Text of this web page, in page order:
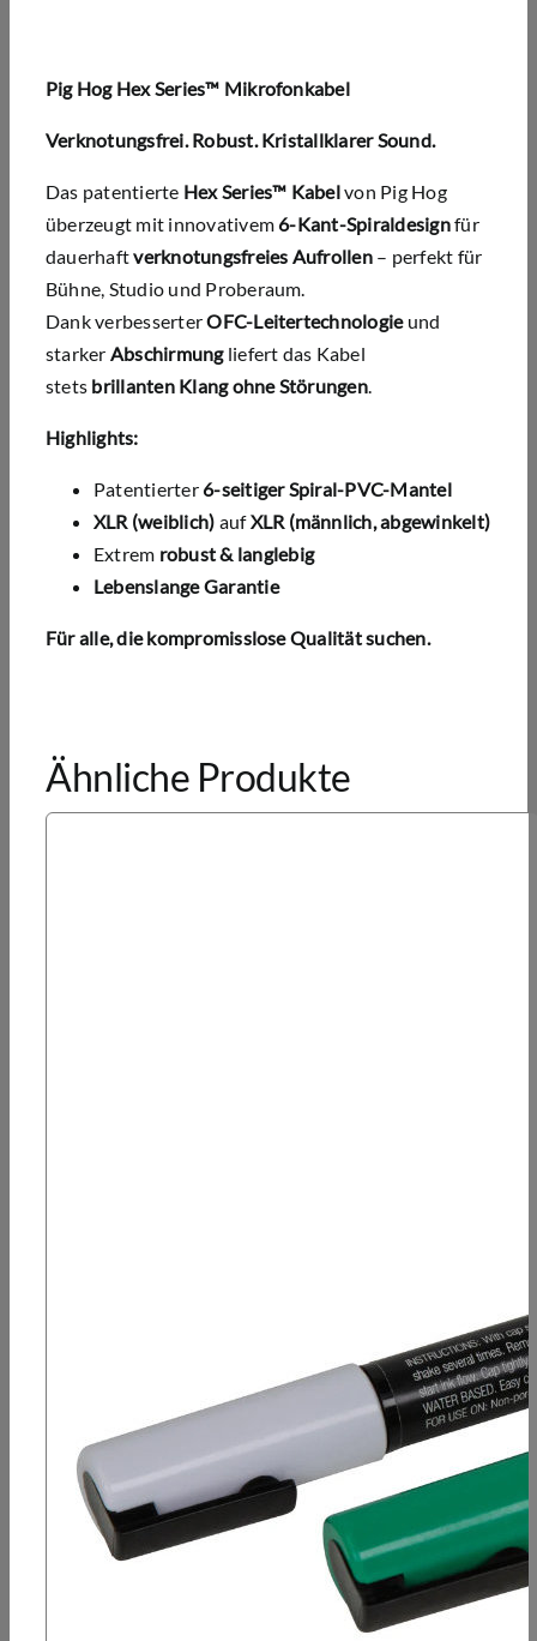
Pig Hog Hex Series™ Mikrofonkabel
Verknotungsfrei. Robust. Kristallklarer Sound.
Das patentierte Hex Series™ Kabelvon Pig Hog
überzeugt mit innovativem 6-Kant-Spiraldesignfür
dauerhaftverknotungsfreies Aufrollen– perfekt für
Bühne, Studio und Proberaum.
Dank verbesserterOFC-Leitertechnologieund
starker Abschirmungliefert das Kabel
stets brillanten Klang ohne Störungen.
Highlights:
Patentierter 6-seitiger Spiral-PVC-Mantel
XLR (weiblich) aufXLR (männlich, abgewinkelt)
Extrem robust & langlebig
Lebenslange Garantie
Für alle, die kompromisslose Qualität suchen.
Ähnliche Produkte